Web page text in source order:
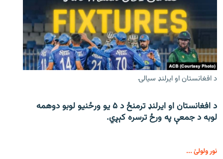
د افغانستان او ایرلنډ سیالۍ
د افغانستان او ایرلنډ ترمنځ د ۵ یو ورځنیو لوبو دوهمه
لوبه د جمعې په ورځ ترسره کېږي.
نور ولولئ ...